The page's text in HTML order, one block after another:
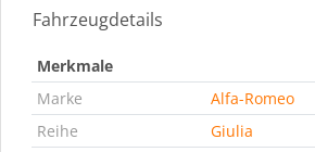
Fahrzeugdetails
Merkmale
Marke
Alfa-Romeo
Reihe
Giulia